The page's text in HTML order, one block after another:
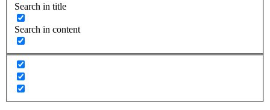
Search in title
Search in content